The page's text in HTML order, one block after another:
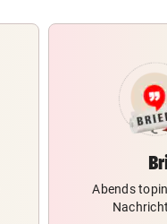
Abends